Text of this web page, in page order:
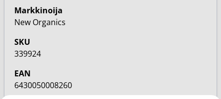
Markkinoija
New Organics
SKU
339924
EAN
6430050008260